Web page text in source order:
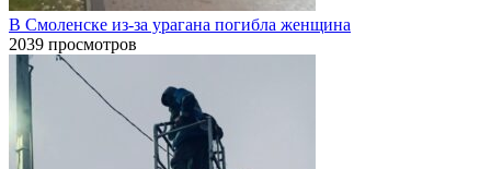
В Смоленске из-за урагана погибла женщина
2039 просмотров